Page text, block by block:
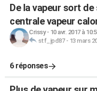
De la vapeur sort
centrale vapeur
Crissy- 10 avr. 2017 à
stf_jpd87- 13 mars
6 réponses